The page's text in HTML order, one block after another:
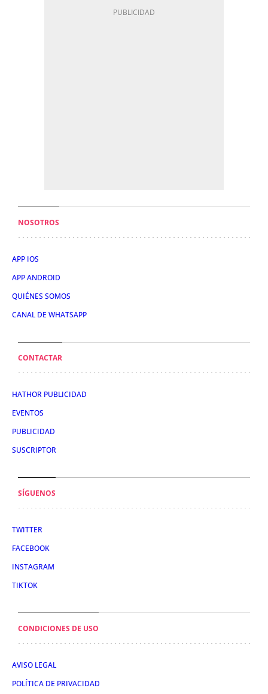
NOSOTROS
APP IOS
APP ANDROID
QUIÉNES SOMOS
CANAL DE WHATSAPP
CONTACTAR
HATHOR PUBLICIDAD
EVENTOS
PUBLICIDAD
SUSCRIPTOR
SÍGUENOS
TWITTER
FACEBOOK
INSTAGRAM
TIKTOK
CONDICIONES DE USO
AVISO LEGAL
POLÍTICA DE PRIVACIDAD